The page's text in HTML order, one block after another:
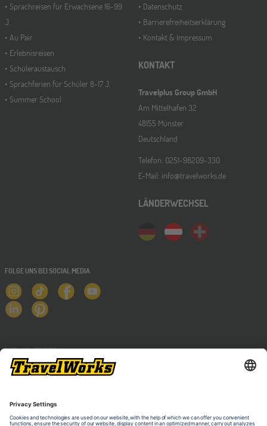
Sprachreisen für Erwachsene 16-99
J.
Au Pair
Erlebnisreisen
Schüleraustausch
Sprachferien für Schüler 8-17 J.
Summer School
Datenschutz
Barrierefreiheitserklärung
Kontakt & Impressum
KONTAKT
Travelplus Group GmbH
Am Mittelhafen 32
48155 Münster
Deutschland
Telefon: 0251-98209-330
E-Mail: info@travelworks.de
LÄNDERWECHSEL
FOLGE UNS BEI SOCIAL MEDIA
NEWSLETTER